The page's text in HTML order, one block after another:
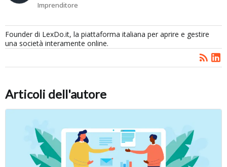
Imprenditore
Founder di LexDo.it, la piattaforma italiana per aprire e gestire
una società interamente online.
Articoli dell'autore